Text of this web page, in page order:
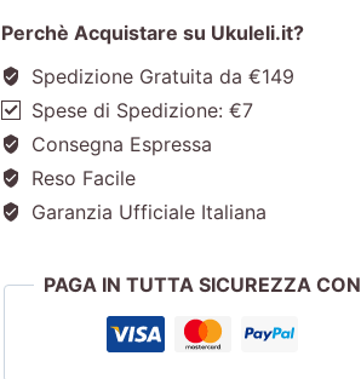
Perchè Acquistare su Ukuleli.it?
Spedizione Gratuita da €149
Spese di Spedizione: €7
Consegna Espressa
Reso Facile
Garanzia Ufficiale Italiana
PAGA IN TUTTA SICUREZZA CON